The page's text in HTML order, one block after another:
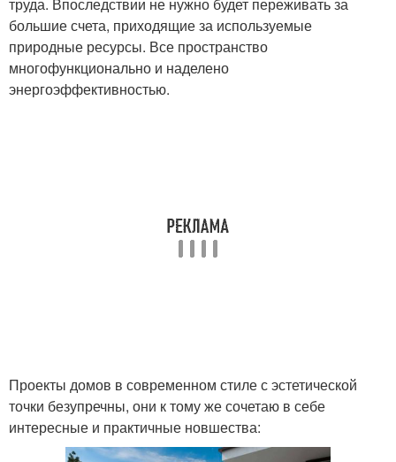
большие счета, приходящие за используемые
природные ресурсы. Все пространство
многофункционально и наделено
энергоэффективностью.
Проекты домов в современном стиле с эстетической
точки безупречны, они к тому же сочетаю в себе
интересные и практичные новшества: